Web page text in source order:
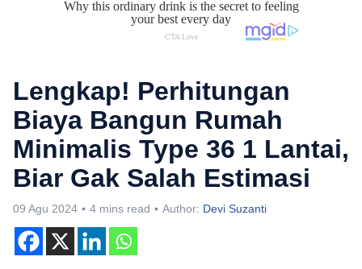
Lengkap! Perhitungan
Biaya Bangun Rumah
Minimalis Type 36 1 Lantai,
Biar Gak Salah Estimasi
09 Agu 2024 4 mins read Author: Devi Suzanti